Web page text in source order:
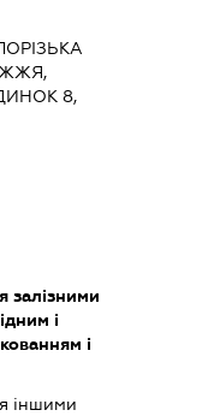
8,
залізними
і
і
іншими